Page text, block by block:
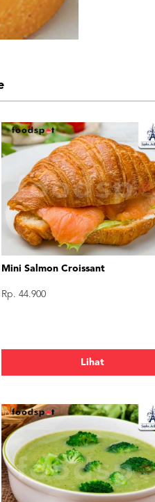
Mini Salmon Croissant
Rp. 44.900
Lihat